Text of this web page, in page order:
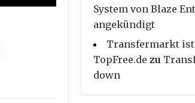
System von Blaze
angekündigt
Transfermarkt ist
TopFree.de zu
down